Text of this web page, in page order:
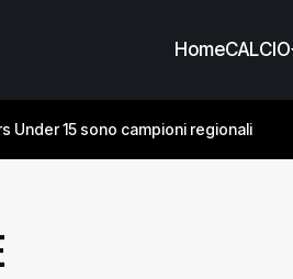
HomeCALCIO
Under 15 sono campioni regionali